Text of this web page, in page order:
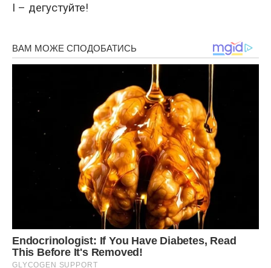
І – дегустуйте!